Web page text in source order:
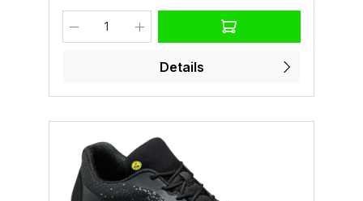
von Lagerbestand und Farbauswahl)
Details